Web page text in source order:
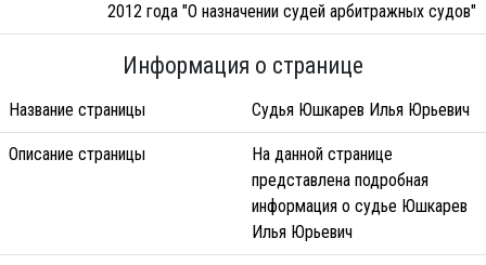
2012 года "О назначении судей арбитражных судов"
Информация о странице
Название страницы Судья Юшкарев Илья Юрьевич
Описание страницы
На данной странице
представлена подробная
информация о судье Юшкарев
Илья Юрьевич